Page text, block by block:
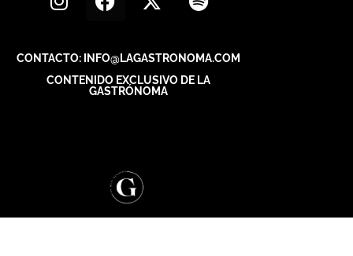
CONTACTO: INFO@LAGASTRONOMA.COM
CONTENIDO EXCLUSIVO DE LA
GASTRÓNOMA